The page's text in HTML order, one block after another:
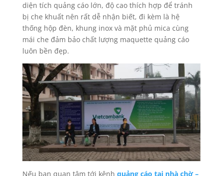
diện tích quảng cáo lớn, độ cao thích hợp để tránh
bị che khuất nên rất dễ nhận biết, đi kèm là hệ
thống hộp đèn, khung inox và mặt phủ mica cùng
mái che đảm bảo chất lượng maquette quảng cáo
luôn bền đẹp.
Nếu bạn quan tâm tới kênh quảng cáo tại nhà chờ –